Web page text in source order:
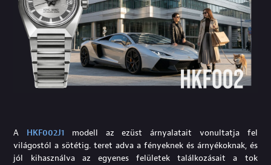
A HKF002J1 modell az ezüst árnyalatait vonultatja fel
világostól a sötétig. teret adva a fényeknek és árnyékoknak, és
jól kihasználva az egyenes felületek találkozásait a tok